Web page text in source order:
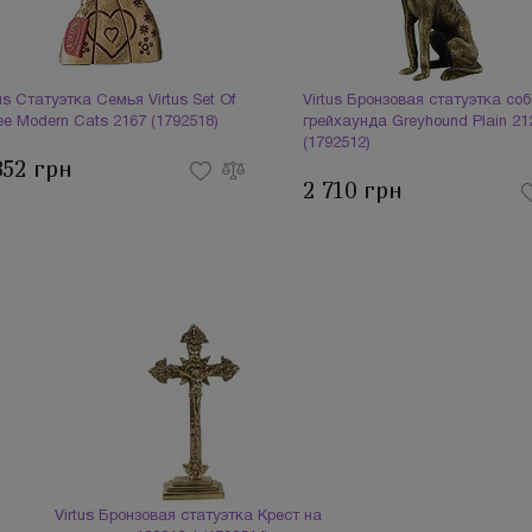
Статуэтка Семья Virtus Set Of
Modern Cats 2167 (1792518)
грн
Virtus Бронзовая статуэтка
грейхаунда Greyhound Plain
(1792512)
2 710 грн
Virtus Бронзовая статуэтка Крест на